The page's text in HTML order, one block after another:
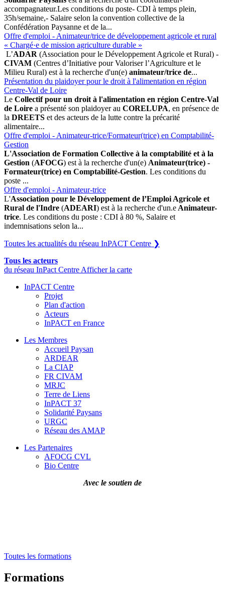
accompagnateur.Les conditions du poste- CDI à temps plein,
35h/semaine,- Salaire selon la convention collective de la
Confédération Paysanne et de la...
Offre d'emploi - Animateur/trice de développement agricole et rural
« Chargé·e de mission agriculture durable »
L’ADAR (Association pour le Développement Agricole et Rural) -
CIVAM (Centres d’Initiative pour Valoriser l’Agriculture et le
Milieu Rural) est à la recherche d'un(e) animateur/trice de...
Présentation du plaidoyer pour le droit à l'alimentation en région
Centre-Val de Loire
Le Collectif pour un droit à l'alimentation en région Centre-Val
de Loire a présenté son plaidoyer au CORELUPA, en présence de
la DREETS et des acteurs de la lutte contre la précarité
alimentaire...
Offre d'emploi - Animateur-trice/Formateur(trice) en Comptabilité-
Gestion
L'Association de Formation Collective à la comptabilité et à la
Gestion (AFOCG) est à la recherche d'un(e) Animateur(trice) -
Formateur(trice) en Comptabilité-Gestion. Les conditions du
poste ...
Offre d'emploi - Animateur-trice
L'Association pour le Développement de l’Emploi Agricole et
Rural de l'Indre (ADEARI) est à la recherche d'un.e Animateur-
trice. Les conditions du poste : CDI à 80 %, Salaire et
indemnisations selon la...
Toutes les actualités du réseau InPACT Centre ❯
Tous les acteurs
du réseau InPact Centre Afficher la carte
InPACT Centre
Projet
Plan d'action
Acteurs
InPACT en France
Les Membres
Accueil Paysan
ARDEAR
La CIAP
FR CIVAM
MRJC
Terre de Liens
InPACT 37
Solidarité Paysans
URGC
Réseau des AMAP
Les Partenaires
AFOCG CVL
Bio Centre
Avec le soutien de
Toutes les formations
Formations